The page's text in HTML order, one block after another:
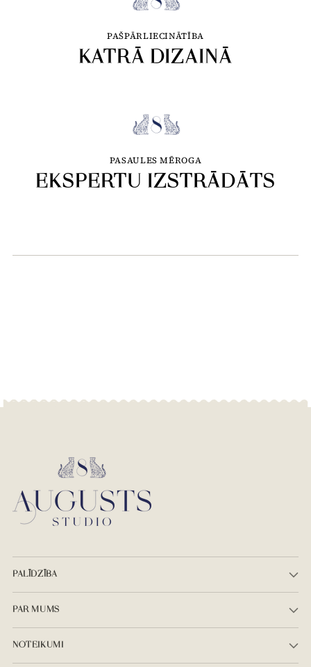
PAŠPĀRLIECINĀTĪBA
KATRĀ DIZAINĀ
PASAULES MĒROGA
EKSPERTU IZSTRĀDĀTS
PALĪDZĪBA
PAR MUMS
NOTEIKUMI